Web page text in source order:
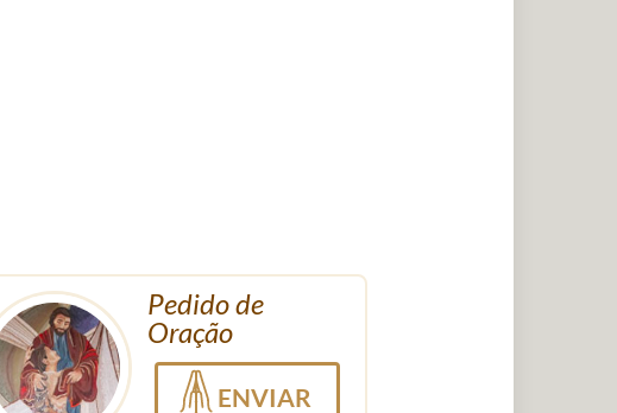
Pedido de
Oração
ENVIAR